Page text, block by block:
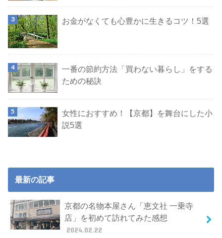
お金がなくても心豊かに生きるコツ！5選
一番の節約方法「買わない暮らし」をする
ための秘訣
女性におすすめ！【京都】を舞台にした小
説5選
最新の記事
京都の名物本屋さん「恵文社 一乗寺
店」を初めて訪れてみた感想
2024.02.22